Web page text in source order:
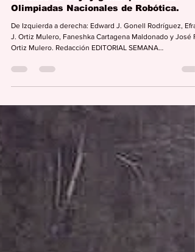
Editorial Semana
14 may
2 min de lectura
Olimpiadas Nacionales de Robótica.
De Izquierda a derecha: Edward J. Gonell Rodríguez,
J. Ortiz Mulero, Faneshka Cartagena Maldonado y José F.
Ortiz Mulero. Redacción EDITORIAL SEMANA
redaccion@periodicolasemana.net El alcalde de Cayey,
Rolando Ortiz Velázquez y la representante por el distrito
29 de Cidra-Cayey, Gretchen Hau, felicitaron a la escuela
Benjamin Harrison de Cayey por otro histórico triunfo
escolar que en esta ocasión se manifiesta en tres de sus